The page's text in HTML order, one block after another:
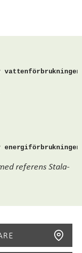
vattenförbrukningen
energiförbrukningen
referens Stala-